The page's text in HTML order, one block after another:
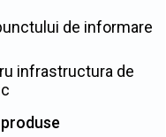
de informare
infrastructura de